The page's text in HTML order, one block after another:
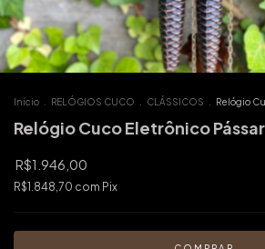
Início RELÓGIOS CUCO CLÁSSICOS Relógio
Relógio Cuco Eletrônico
R$1.946,00
R$1.848,70 com Pix